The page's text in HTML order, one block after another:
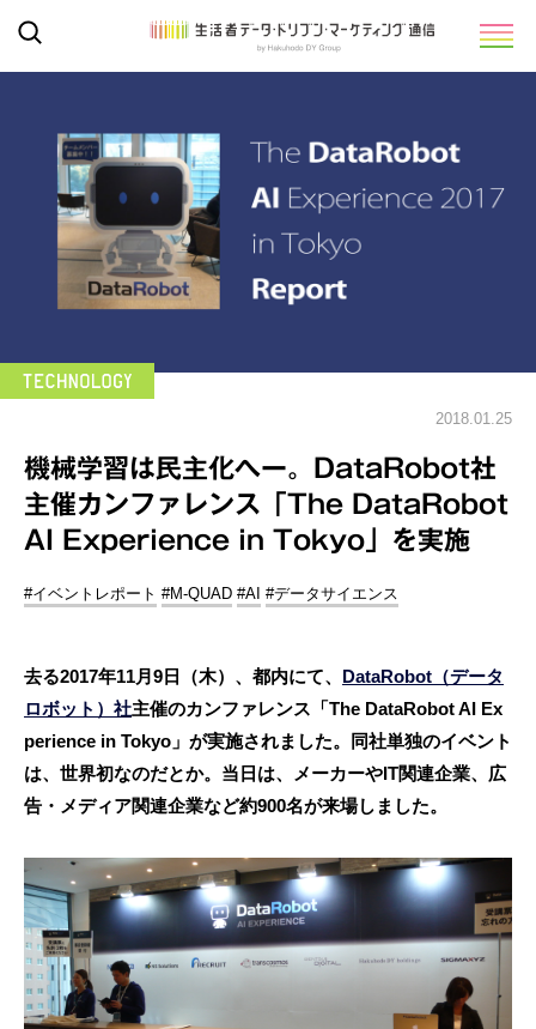
2018.01.25
機械学習は民主化へー。DataRobot社
主催カンファレンス「The DataRobot
AI Experience in Tokyo」を実施
#イベントレポート #M-QUAD #AI #データサイエンス
去る2017年11月9日（木）、都内にて、
DataRobot（データ
ロボット）社主催のカンファレンス「The DataRobot AI Ex
perience in Tokyo」が実施されました。同社単独のイベント
は、世界初なのだとか。当日は、メーカーやIT関連企業、広
告・メディア関連企業など約900名が来場しました。